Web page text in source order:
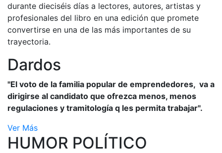
durante dieciséis días a lectores, autores, artistas y
profesionales del libro en una edición que promete
convertirse en una de las más importantes de su
trayectoria.
Dardos
"El voto de la familia popular de emprendedores, va a
dirigirse al candidato que ofrezca menos, menos
regulaciones y tramitología q les permita trabajar".
Ver Más
HUMOR POLÍTICO